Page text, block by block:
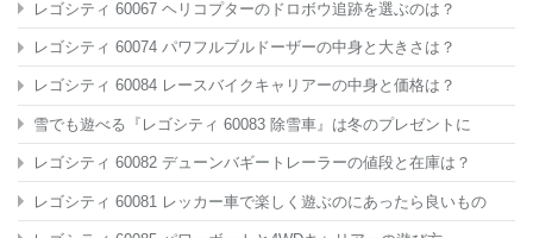
レゴシティ 60067 ヘリコプターのドロボウ追跡を選ぶのは？
レゴシティ 60074 パワフルブルドーザーの中身と大きさは？
レゴシティ 60084 レースバイクキャリアーの中身と価格は？
雪でも遊べる『レゴシティ 60083 除雪車』は冬のプレゼントに
レゴシティ 60082 デューンバギートレーラーの値段と在庫は？
レゴシティ 60081 レッカー車で楽しく遊ぶのにあったら良いもの